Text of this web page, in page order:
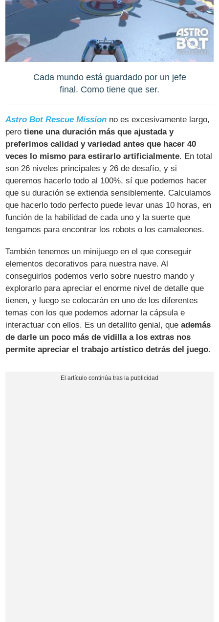
Cada mundo está guardado por un jefe
final. Como tiene que ser.
Astro Bot Rescue Mission no es excesivamente largo,
perotiene una duración más que ajustada y
preferimos calidad y variedad antes que hacer 40
veces lo mismo para estirarlo artificialmente. En total
son 26 niveles principales y 26 de desafío, y si
queremos hacerlo todo al 100%, sí que podemos hacer
que su duración se extienda sensiblemente. Calculamos
que hacerlo todo perfecto puede levar unas 10 horas, en
función de la habilidad de cada uno y la suerte que
tengamos para encontrar los robots o los camaleones.
También tenemos un minijuego en el que conseguir
elementos decorativos para nuestra nave. Al
conseguirlos podemos verlo sobre nuestro mando y
explorarlo para apreciar el enorme nivel de detalle que
tienen, y luego se colocarán en uno de los diferentes
temas con los que podemos adornar la cápsula e
interactuar con ellos. Es un detallito genial, queademás
de darle un poco más de vidilla a los extras nos
permite apreciar el trabajo artístico detrás del juego.